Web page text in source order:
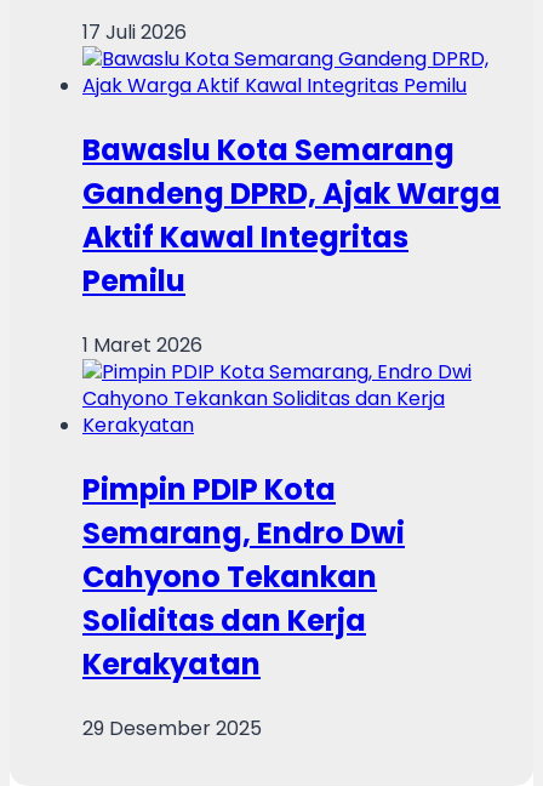
17 Juli 2026
Bawaslu Kota Semarang
Gandeng DPRD, Ajak Warga
Aktif Kawal Integritas
Pemilu
1 Maret 2026
Pimpin PDIP Kota
Semarang, Endro Dwi
Cahyono Tekankan
Soliditas dan Kerja
Kerakyatan
29 Desember 2025